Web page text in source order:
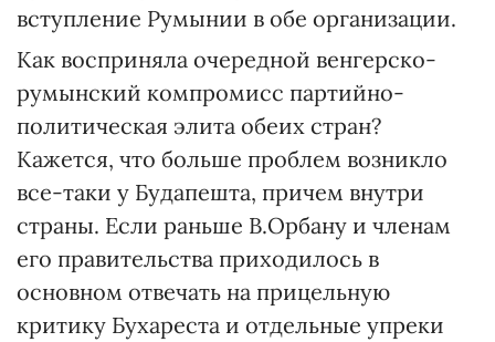
вступление Румынии в обе организации.
Как восприняла очередной венгерско-
румынский компромисс партийно-
политическая элита обеих стран?
Кажется, что больше проблем возникло
все-таки у Будапешта, причем внутри
страны. Если раньше В.Орбану и членам
его правительства приходилось в
основном отвечать на прицельную
критику Бухареста и отдельные упреки